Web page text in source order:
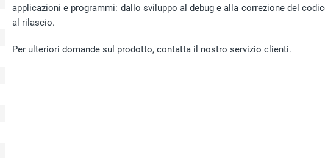
applicazioni e programmi: dallo sviluppo al debug e alla correzione del
al rilascio.
Per ulteriori domande sul prodotto, contatta il nostro servizio clienti.